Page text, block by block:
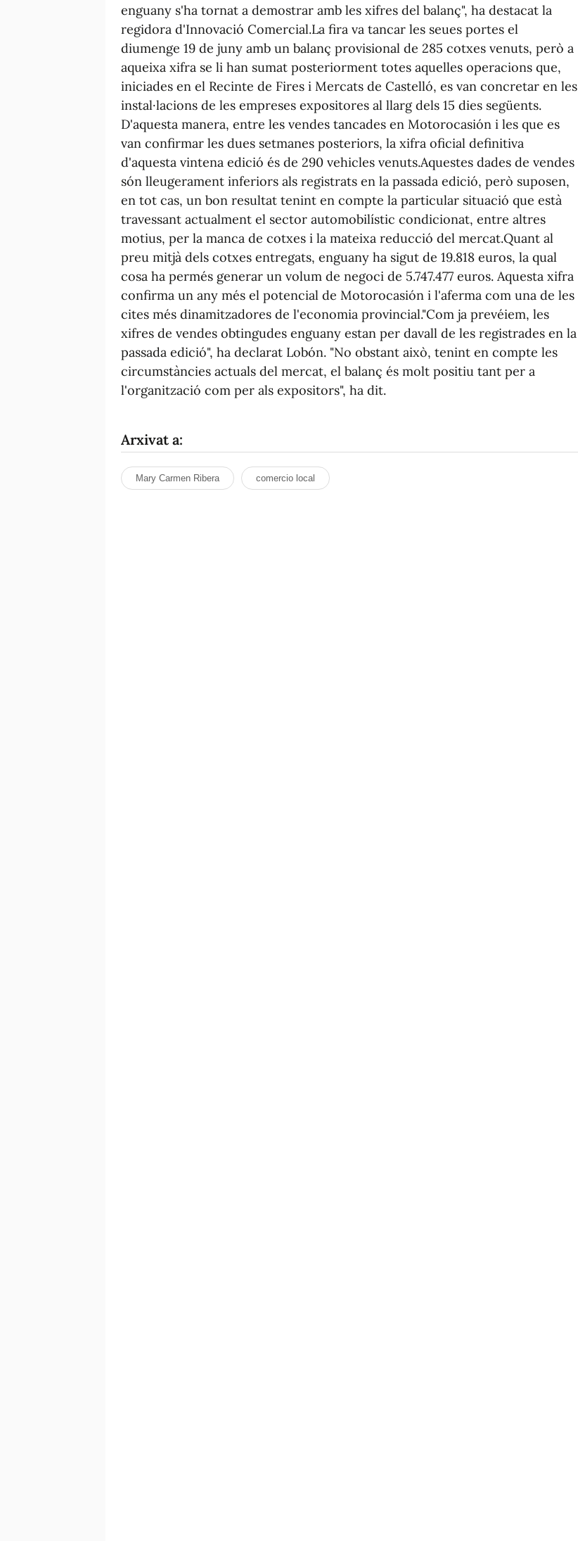
enguany s'ha tornat a demostrar amb les xifres del balanç", ha destacat la
regidora d'Innovació Comercial.La fira va tancar les seues portes el
diumenge 19 de juny amb un balanç provisional de 285 cotxes venuts, però a
aqueixa xifra se li han sumat posteriorment totes aquelles operacions que,
iniciades en el Recinte de Fires i Mercats de Castelló, es van concretar en les
instal·lacions de les empreses expositores al llarg dels 15 dies següents.
D'aquesta manera, entre les vendes tancades en Motorocasión i les que es
van confirmar les dues setmanes posteriors, la xifra oficial definitiva
d'aquesta vintena edició és de 290 vehicles venuts.Aquestes dades de vendes
són lleugerament inferiors als registrats en la passada edició, però suposen,
en tot cas, un bon resultat tenint en compte la particular situació que està
travessant actualment el sector automobilístic condicionat, entre altres
motius, per la manca de cotxes i la mateixa reducció del mercat.Quant al
preu mitjà dels cotxes entregats, enguany ha sigut de 19.818 euros, la qual
cosa ha permés generar un volum de negoci de 5.747.477 euros. Aquesta xifra
confirma un any més el potencial de Motorocasión i l'aferma com una de les
cites més dinamitzadores de l'economia provincial."Com ja prevéiem, les
xifres de vendes obtingudes enguany estan per davall de les registrades en la
passada edició", ha declarat Lobón. "No obstant això, tenint en compte les
circumstàncies actuals del mercat, el balanç és molt positiu tant per a
l'organització com per als expositors", ha dit.
Arxivat a:
Mary Carmen Ribera comercio local